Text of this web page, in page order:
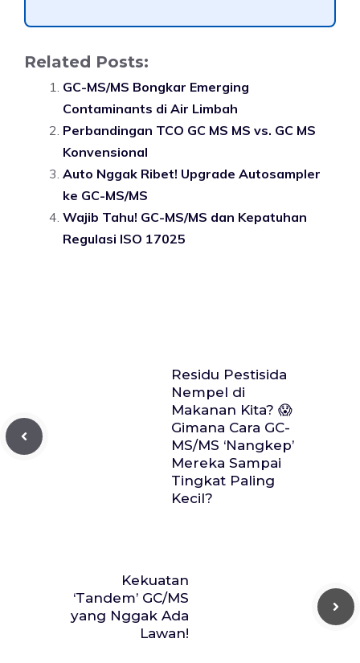
Related Posts:
GC-MS/MS Bongkar Emerging
Contaminants di Air Limbah
Perbandingan TCO GC MS MS vs. GC MS
Konvensional
Auto Nggak Ribet! Upgrade Autosampler
ke GC-MS/MS
Wajib Tahu! GC-MS/MS dan Kepatuhan
Regulasi ISO 17025
Residu Pestisida
Nempel di
Makanan Kita? 😱
Gimana Cara GC-
MS/MS ‘Nangkep’
Mereka Sampai
Tingkat Paling
Kecil?
Kekuatan
‘Tandem’ GC/MS
yang Nggak Ada
Lawan!